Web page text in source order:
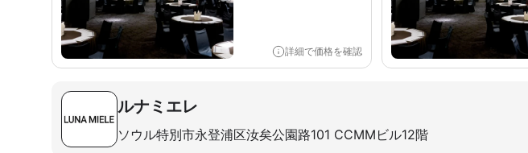
詳細で価格を確認
ルナミエレ
ソウル特別市永登浦区汝矣公園路101 CCMMビル12階